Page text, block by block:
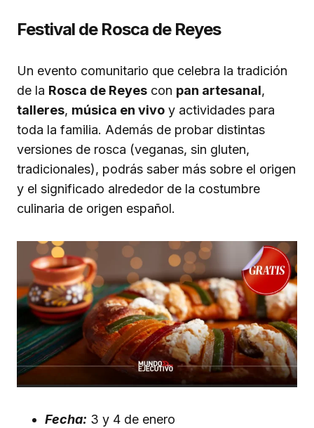
Festival de Rosca de Reyes
Un evento comunitario que celebra la tradición
de la Rosca de Reyes con pan artesanal,
talleres, música en vivo y actividades para
toda la familia. Además de probar distintas
versiones de rosca (veganas, sin gluten,
tradicionales), podrás saber más sobre el origen
y el significado alrededor de la costumbre
culinaria de origen español.
Fecha: 3 y 4 de enero